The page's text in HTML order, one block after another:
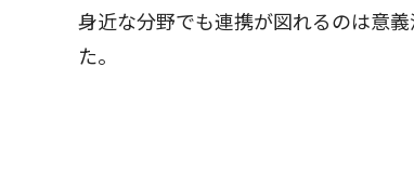
身近な分野でも連携が図れるのは意
た。